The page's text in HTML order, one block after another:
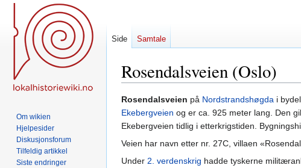
Rosendalsveien (Oslo)
Hopp
til
navigering
Hopp
til
søk
Rosendalsveien på Nordstrandshøgda i bydel
Ekebergveien og er ca. 925 meter lang. Den
Ekebergveien tidlig i etterkrigstiden.
Veien har navn etter nr. 27C, villaen
Under 2. verdenskrig hadde tyskerne
Side Samtale
Om wikien
Hjelpesider
Diskusjonsforum
Tilfeldig artikkel
Siste endringer